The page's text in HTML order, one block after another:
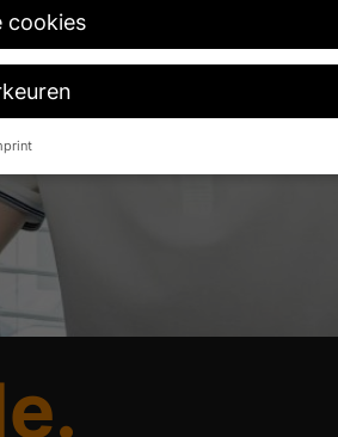
cookies
diensten, moet u uw wettelijke voogden
daarvan zijn essentieel, terwijl
kunnen worden verwerkt (bv.
advertenties en inhoud of het meten
gegevens vindt u in ons
cookies